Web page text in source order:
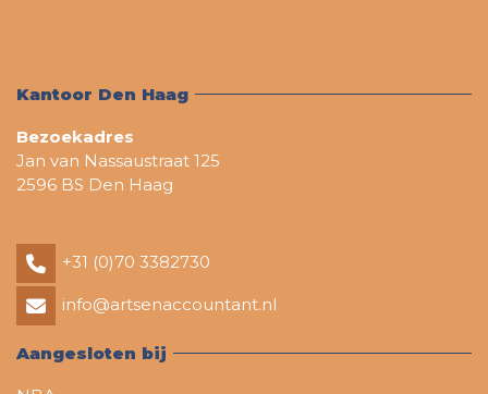
Kantoor Den Haag
Bezoekadres
Jan van Nassaustraat 125
2596 BS Den Haag
+31 (0)70 3382730
info@artsenaccountant.nl
Aangesloten bij